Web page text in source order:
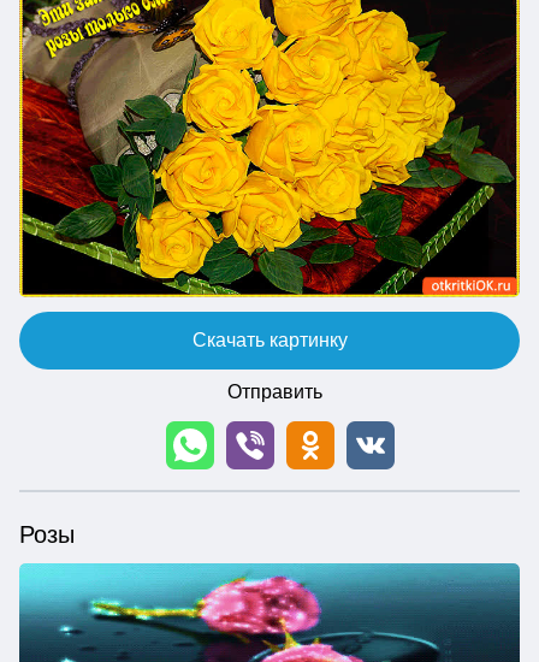
Скачать картинку
Отправить
Розы